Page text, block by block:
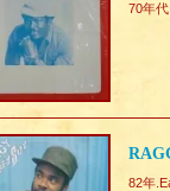
70年
82年